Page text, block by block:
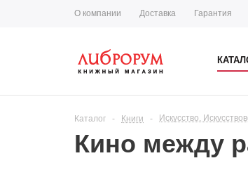
О компании Доставка Гарантия
Каталог - Книги - Искусство.
Кино между